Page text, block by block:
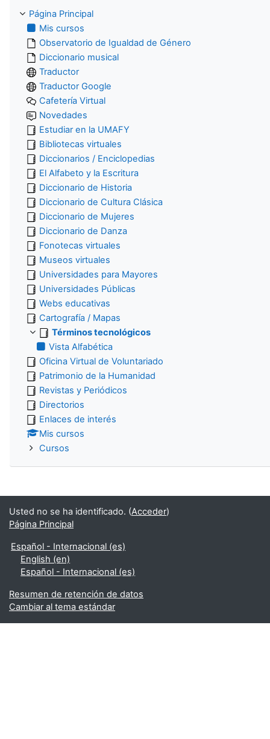
Página Principal
Mis cursos
Observatorio de Igualdad de Género
Diccionario musical
Traductor
Traductor Google
Cafetería Virtual
Novedades
Estudiar en la UMAFY
Bibliotecas virtuales
Diccionarios / Enciclopedias
El Alfabeto y la Escritura
Diccionario de Historia
Diccionario de Cultura Clásica
Diccionario de Mujeres
Diccionario de Danza
Fonotecas virtuales
Museos virtuales
Universidades para Mayores
Universidades Públicas
Webs educativas
Cartografía / Mapas
Términos tecnológicos
Vista Alfabética
Oficina Virtual de Voluntariado
Patrimonio de la Humanidad
Revistas y Periódicos
Directorios
Enlaces de interés
Mis cursos
Cursos
Usted no se ha identificado. (Acceder)
Página Principal
Español - Internacional ‎(es)‎
English ‎(en)‎
Español - Internacional ‎(es)‎
Resumen de retención de datos
Cambiar al tema estándar